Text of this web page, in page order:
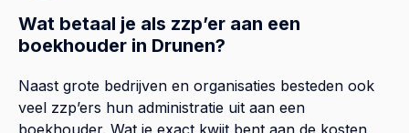
Wat betaal je als zzp’er aan een
boekhouder in Drunen?
Naast grote bedrijven en organisaties besteden ook
veel zzp’ers hun administratie uit aan een
boekhouder. Wat je exact kwijt bent aan de kosten